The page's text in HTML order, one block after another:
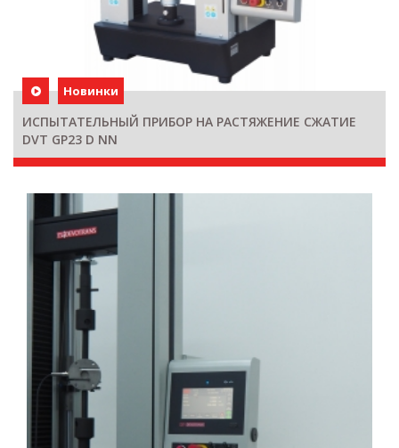
Новинки
ИСПЫТАТЕЛЬНЫЙ ПРИБОР НА РАСТЯЖЕНИЕ СЖАТИЕ
DVT GP23 D NN